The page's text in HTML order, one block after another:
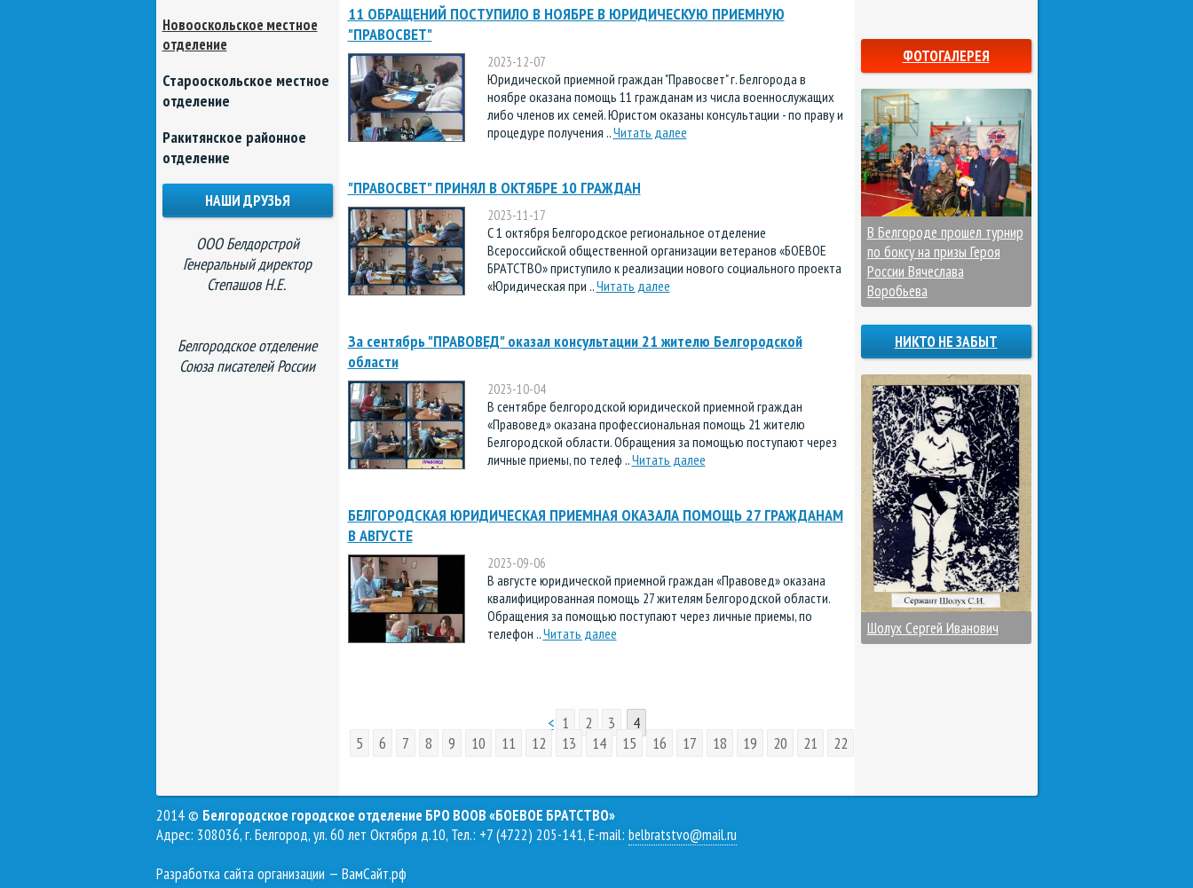
11 ОБРАЩЕНИЙ ПОСТУПИЛО В НОЯБРЕ В ЮРИДИЧЕСКУЮ ПРИЕМНУЮ
"ПРАВОСВЕТ"
2023-12-07
Юридической приемной граждан "Правосвет" г. Белгорода в
ноябре оказана помощь 11 гражданам из числа военнослужащих
либо членов их семей. Юристом оказаны консультации - по праву и
процедуре получения ..Читать далее
"ПРАВОСВЕТ" ПРИНЯЛ В ОКТЯБРЕ 10 ГРАЖДАН
2023-11-17
С 1 октября Белгородское региональное отделение
Всероссийской общественной организации ветеранов «БОЕВОЕ
БРАТСТВО» приступило к реализации нового социального проекта
«Юридическая при ..Читать далее
За сентябрь "ПРАВОВЕД" оказал консультации 21 жителю Белгородской
области
2023-10-04
В сентябре белгородской юридической приемной граждан
«Правовед» оказана профессиональная помощь 21 жителю
Белгородской области. Обращения за помощью поступают через
личные приемы, по телеф ..Читать далее
БЕЛГОРОДСКАЯ ЮРИДИЧЕСКАЯ ПРИЕМНАЯ ОКАЗАЛА ПОМОЩЬ 27 ГРАЖДАНАМ
В АВГУСТЕ
2023-09-06
В августе юридической приемной граждан «Правовед» оказана
квалифицированная помощь 27 жителям Белгородской области.
Обращения за помощью поступают через личные приемы, по
телефон ..Читать далее
< 1 2 3
4
5
6 7 8 9 10 11 12 13 14 15 16 17 18 19 20 21 22
Новооскольское местное
отделение
Старооскольское местное
отделение
Ракитянское районное
отделение
НАШИ ДРУЗЬЯ
ООО Белдорстрой
Генеральный директор
Степашов Н.Е.
Белгородское отделение
Союза писателей России
ФОТОГАЛЕРЕЯ
В Белгороде прошел турнир
по боксу на призы Героя
России Вячеслава
Воробьева
НИКТО НЕ ЗАБЫТ
Шолух Сергей Иванович
2014 © Белгородское городское отделение БРО ВООВ «БОЕВОЕ БРАТСТВО»
Адрес: 308036, г. Белгород, ул. 60 лет Октября д.10, Тел.: +7 (4722) 205-141, E-mail: belbratstvo@mail.ru
Разработка сайта организации — ВамСайт.рф